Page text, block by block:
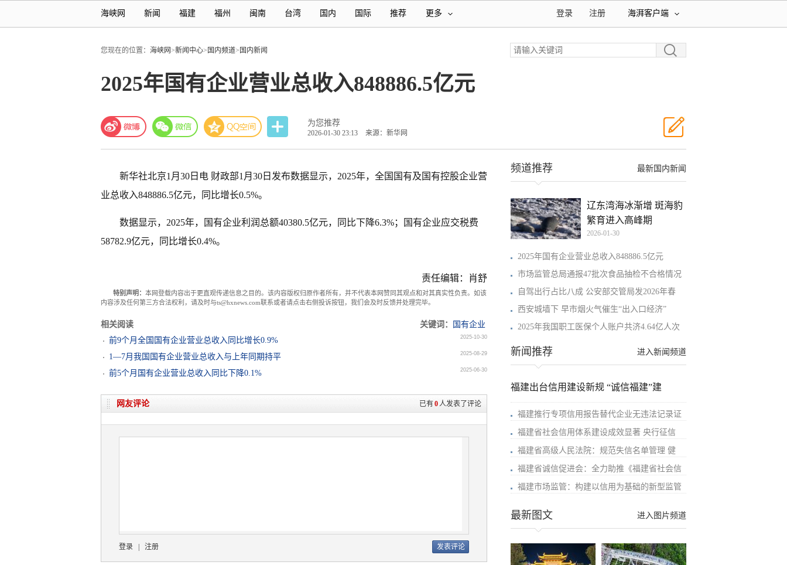
海峡网 新闻 福建 福州 闽南 台湾 国内 国际 推荐 更多 海湃客户端
注册
登录
您现在的位置： 海峡网>新闻中心> 国内频道> 国内新闻
2025年国有企业营业总收入848886.5亿元
为您推荐
2026-01-30 23:13 来源：新华网
新华社北京1月30日电 财政部1月30日发布数据显示，2025年，全国国有及国有控股企业营
业总收入848886.5亿元，同比增长0.5%。
数据显示，2025年，国有企业利润总额40380.5亿元，同比下降6.3%；国有企业应交税费
58782.9亿元，同比增长0.4%。
责任编辑：肖舒
特别声明： 本网登载内容出于更直观传递信息之目的。该内容版权归原作者所有，并不代表本网赞同其观点和对其真实性负责。如该
内容涉及任何第三方合法权利，请及时与ts@hxnews.com联系或者请点击右侧投诉按钮，我们会及时反馈并处理完毕。
相关阅读 关键词：
国有企业
前9个月全国国有企业营业总收入同比增长0.9%
2025-10-30
1—7月我国国有企业营业总收入与上年同期持平 2025-08-29
前5个月国有企业营业总收入同比下降0.1% 2025-06-30
已有0人发表了评论
网友评论
登录 注册
最新国内新闻
频道推荐
辽东湾海冰渐增 斑海豹
繁育进入高峰期
2026-01-30
2025年国有企业营业总收入848886.5亿元
市场监管总局通报47批次食品抽检不合格情况
自驾出行占比八成 公安部交管局发2026年春
西安城墙下 早市烟火气催生“出入口经济”
2025年我国职工医保个人账户共济4.64亿人次
进入新闻频道
新闻推荐
福建出台信用建设新规 “诚信福建”建
福建推行专项信用报告替代企业无违法记录证
福建省社会信用体系建设成效显著 央行征信
福建省高级人民法院：规范失信名单管理 健
福建省诚信促进会：全力助推《福建省社会信
福建市场监管：构建以信用为基础的新型监管
进入图片频道
最新图文